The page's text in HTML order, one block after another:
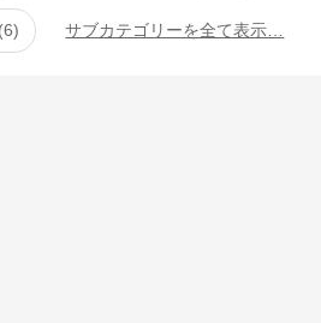
6 サブカテゴリーを全て表示…